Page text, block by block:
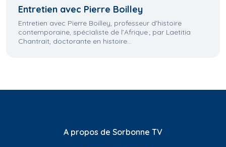
Entretien avec Pierre Boilley
Entretien avec Pierre Boilley, professeur d’histoire
contemporaine, spécialiste de l’Afrique ; par Laetitia
Chantrait, doctorante en histoire...
A propos de Sorbonne TV